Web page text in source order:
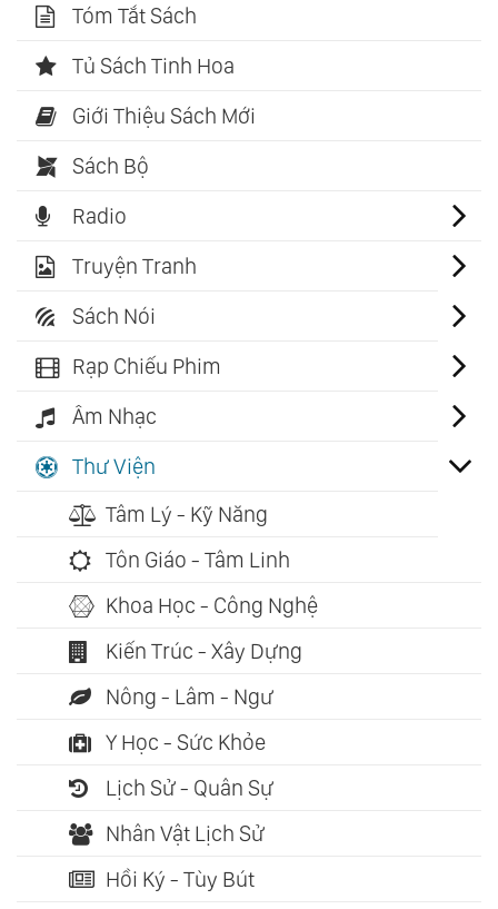
Tóm Tắt Sách
Tủ Sách Tinh Hoa
Giới Thiệu Sách Mới
Sách Bộ
Radio
Truyện Tranh
Sách Nói
Rạp Chiếu Phim
Âm Nhạc
Thư Viện
Tâm Lý - Kỹ Năng
Tôn Giáo - Tâm Linh
Khoa Học - Công Nghệ
Kiến Trúc - Xây Dựng
Nông - Lâm - Ngư
Y Học - Sức Khỏe
Lịch Sử - Quân Sự
Nhân Vật Lịch Sử
Hồi Ký - Tùy Bút